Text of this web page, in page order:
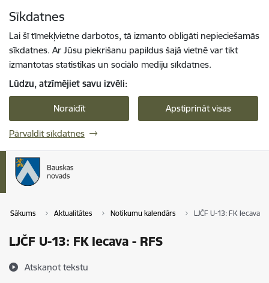
Sīkdatnes
Lai šī tīmekļvietne darbotos, tā izmanto obligāti nepieciešamās
sīkdatnes. Ar Jūsu piekrišanu papildus šajā vietnē var tikt
izmantotas statistikas un sociālo mediju sīkdatnes.
Lūdzu, atzīmējiet savu izvēli:
Noraidīt Apstiprināt visas
Pārvaldīt sīkdatnes
Sākums Aktualitātes Notikumu kalendārs LJČF U-13: FK Iecava -
LJČF U-13: FK Iecava - RFS
Atskaņot tekstu